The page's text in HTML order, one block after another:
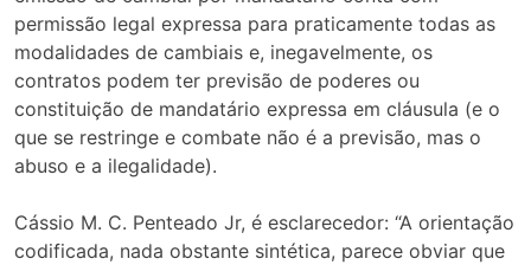
permissão legal expressa para praticamente todas as
modalidades de cambiais e, inegavelmente, os
contratos podem ter previsão de poderes ou
constituição de mandatário expressa em cláusula (e o
que se restringe e combate não é a previsão, mas o
abuso e a ilegalidade).
Cássio M. C. Penteado Jr, é esclarecedor: “A orientação
codificada, nada obstante sintética, parece obviar que